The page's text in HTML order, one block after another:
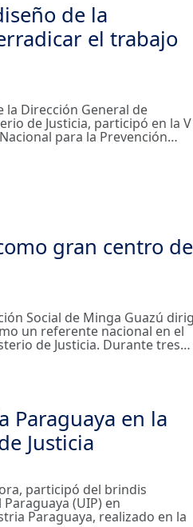
de la
el trabajo
la Dirección General de
de Justicia, participó en la V
para la Prevención…
gran centro de
Social de Minga Guazú
un referente nacional en el
de Justicia. Durante tres…
Paraguaya en la
Justicia
participó del brindis
(UIP) en
Paraguaya, realizado en la